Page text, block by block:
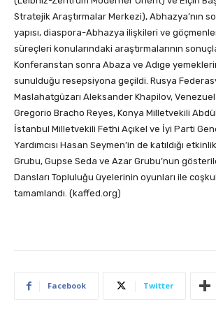
Stratejik Araştırmalar Merkezi), Abhazya’nın
yapısı, diaspora-Abhazya ilişkileri ve
süreçleri konularındaki araştırmalarının
Konferanstan sonra Abaza ve Adıge
sunulduğu resepsiyona geçildi. Rusya
Maslahatgüzarı Aleksander Khapilov,
Gregorio Bracho Reyes, Konya Milletvekili
İstanbul Milletvekili Fethi Açıkel ve İyi Parti
Yardımcısı Hasan Seymen’in de katıldığı
Grubu, Gupse Seda ve Azar Grubu’nun
Dansları Topluluğu üyelerinin oyunları ile
tamamlandı. (kaffed.org)
Facebook Twitter